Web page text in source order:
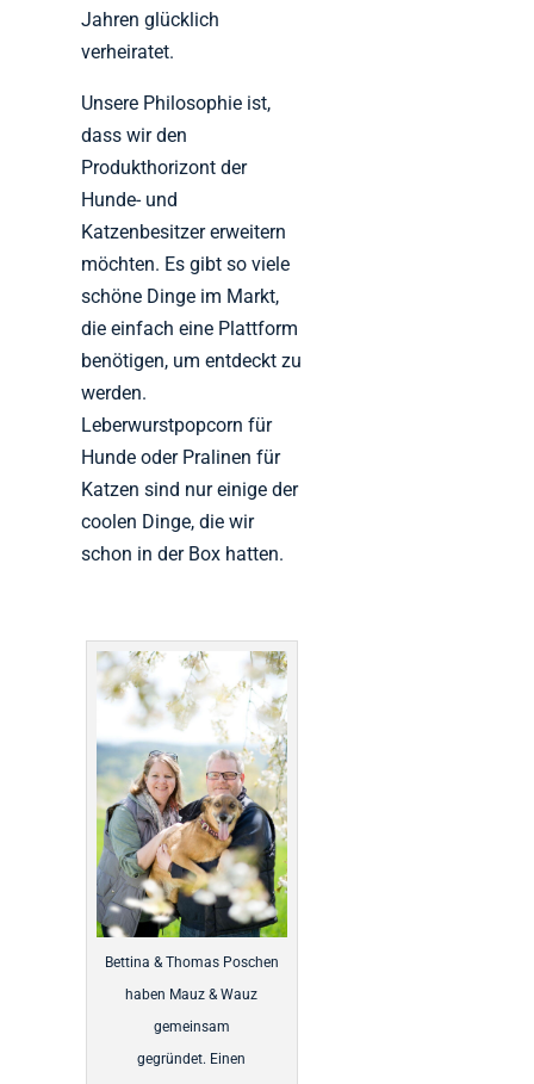
Jahren glücklich
verheiratet.
Unsere Philosophie ist,
dass wir den
Produkthorizont der
Hunde- und
Katzenbesitzer erweitern
möchten. Es gibt so viele
schöne Dinge im Markt,
die einfach eine Plattform
benötigen, um entdeckt zu
werden.
Leberwurstpopcorn für
Hunde oder Pralinen für
Katzen sind nur einige der
coolen Dinge, die wir
schon in der Box hatten.
Bettina & Thomas Poschen
haben Mauz & Wauz
gemeinsam
gegründet. Einen